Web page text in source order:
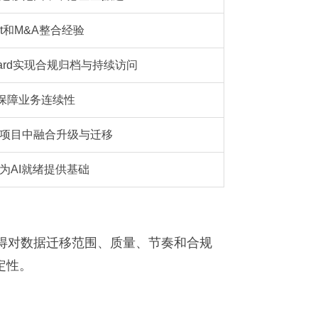
M&A整合经验
实现合规归档与持续访问
障业务连续性
目中融合升级与迁移
AI就绪提供基础
对数据迁移范围、质量、节奏和合规
。